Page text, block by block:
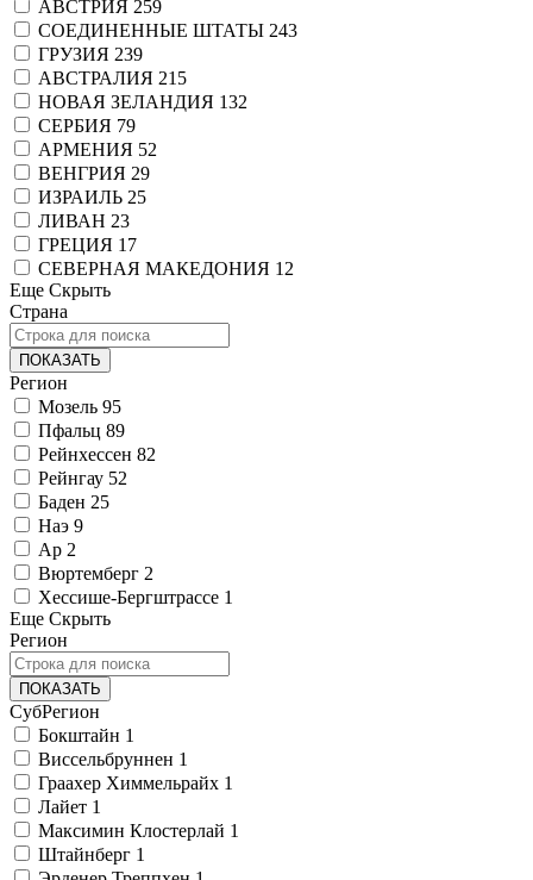
АВСТРИЯ 259
СОЕДИНЕННЫЕ ШТАТЫ 243
ГРУЗИЯ 239
АВСТРАЛИЯ 215
НОВАЯ ЗЕЛАНДИЯ 132
СЕРБИЯ 79
АРМЕНИЯ 52
ВЕНГРИЯ 29
ИЗРАИЛЬ 25
ЛИВАН 23
ГРЕЦИЯ 17
СЕВЕРНАЯ МАКЕДОНИЯ 12
Еще Скрыть
Страна
ПОКАЗАТЬ
Регион
Мозель 95
Пфальц 89
Рейнхессен 82
Рейнгау 52
Баден 25
Наэ 9
Ар 2
Вюртемберг 2
Хессише-Бергштрассе 1
Еще Скрыть
Регион
ПОКАЗАТЬ
СубРегион
Бокштайн 1
Виссельбруннен 1
Граахер Химмельрайх 1
Лайет 1
Максимин Клостерлай 1
Штайнберг 1